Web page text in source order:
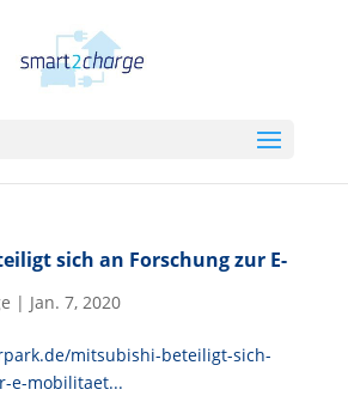
sich an Forschung zur E-
| Jan. 7, 2020
mitsubishi-beteiligt-sich-
e-mobilitaet...